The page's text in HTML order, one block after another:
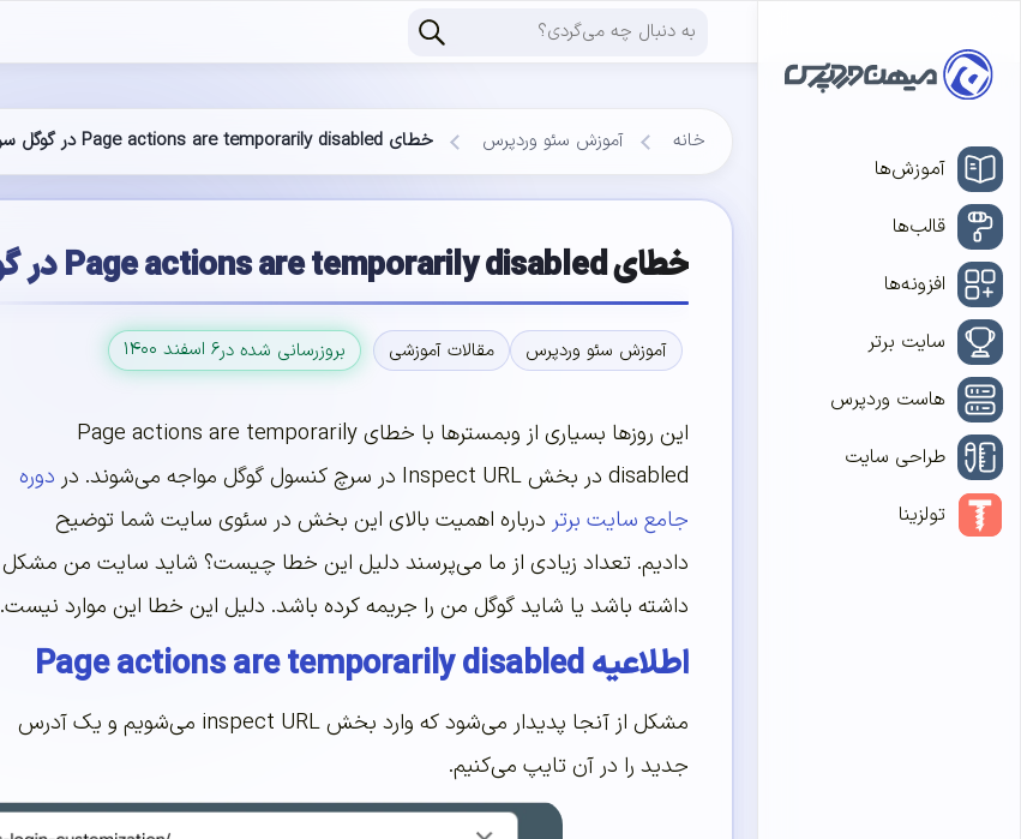
آموزش‌ها
قالب‌ها
افزونه‌ها
سایت برتر
هاست وردپرس
طراحی سایت
تولزینا
خانه آموزش سئو وردپرس خطای Page actions are temporarily disabled در گوگل سرچ کنسول
خطای Page actions are temporarily disabled در گوگل سرچ کنسول
آموزش سئو وردپرس مقالات آموزشی بروزرسانی شده در۶ اسفند ۱۴۰۰
این روز‌ها بسیاری از وبمستر‌ها با خطای Page actions are temporarily
disabled در بخش Inspect URL در سرچ کنسول گوگل مواجه می‌شوند. در
دوره
جامع سایت برتر درباره اهمیت بالای این بخش در سئوی سایت شما توضیح
دادیم. تعداد زیادی از ما می‌پرسند دلیل این خطا چیست؟ شاید سایت من مشکل
داشته باشد یا شاید گوگل من را جریمه کرده باشد. دلیل این خطا این موارد نیست.
اطلاعیه Page actions are temporarily disabled
مشکل از آنجا پدیدار می‌شود که وارد بخش inspect URL می‌شویم و یک آدرس
جدید را در آن تایپ می‌کنیم.